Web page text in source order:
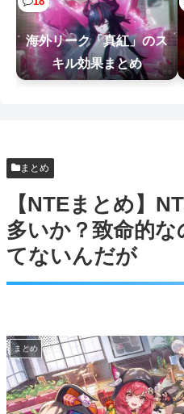
引退しない」
【画像】熊本「被災
ルの家』みたいな奴の
【NTEまとめ】ところ
ってますか
海外リーク「真紅」のス
キル効果まとめ
まとめ
【NTEまとめ】
多いか？致命的な
てないんだが
まとめ